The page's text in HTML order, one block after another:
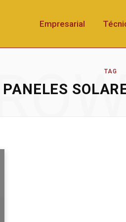
Empresarial
TAG
PANELES